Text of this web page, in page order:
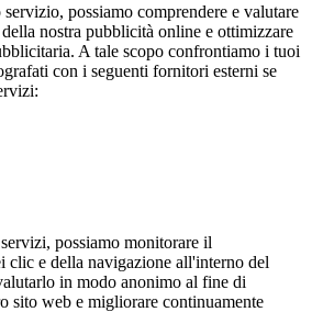
possiamo comprendere e valutare
nostra pubblicità online e ottimizzare
A tale scopo confrontiamo i tuoi
con i seguenti fornitori esterni se
possiamo monitorare il
clic e della navigazione all'interno del
in modo anonimo al fine di
sito web e migliorare continuamente